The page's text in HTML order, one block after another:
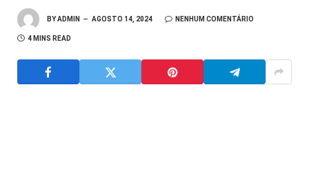
BYADMIN AGOSTO 14, 2024 NENHUM COMENTÁRIO
4 MINS READ